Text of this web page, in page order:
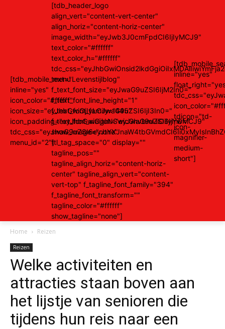
[tdb_mobile_menu
inline="yes"
icon_color="#ffffff"
icon_size="eyJhbGwiOjIyLCJwaG9uZSI6IjI3In0="
icon_padding="eyJhbGwiOjIuNSwicGhvbmUiOiIyIn0="
menu_id="2"]
[tdb_header_logo
align_vert="content-vert-center"
align_horiz="content-horiz-center"
image_width="eyJwb3J0cmFpdCI6IjIyMCJ9"
text_color="#ffffff"
text_color_h="#ffffff"
text="Levenstijlblog"
f_text_font_size="eyJwaG9uZSI6IjM2In0="
f_text_font_line_height="1"
f_text_font_family="445"
f_text_font_weight="eyJwaG9uZSI6IjYwMCJ9"
show_image="none"
ttl_tag_space="0" display=""
tagline_pos=""
tagline_align_horiz="content-horiz-
center" tagline_align_vert="content-
vert-top" f_tagline_font_family="394"
f_tagline_font_transform=""
tagline_color="#ffffff"
show_tagline="none"]
inline="yes"
tdicon="td-
icon-
magnifier-
medium-
short"]
Home Reizen
Reizen
Welke activiteiten en
attracties staan ​​boven aan
het lijstje van senioren die
tijdens hun reis naar een